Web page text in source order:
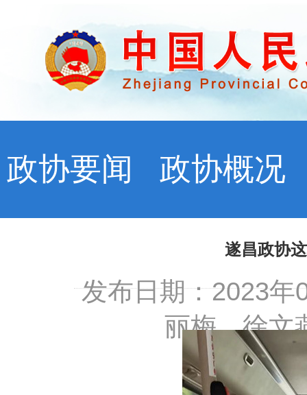
政协要闻 政协概况
遂昌政协
发布日期：2023
丽梅、徐